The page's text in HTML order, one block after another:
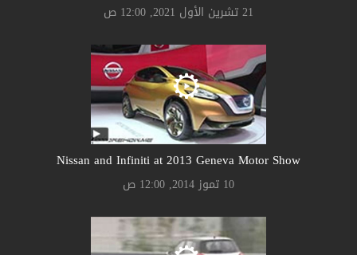
21 تشرين الأول 2021, 12:00 ص
Nissan and Infiniti at 2013 Geneva Motor Show
10 تموز 2014, 12:00 ص